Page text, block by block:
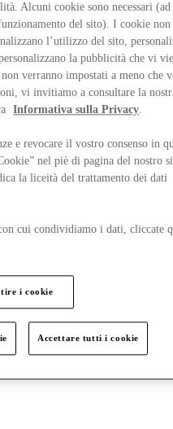
Alcuni cookie sono necessari (ad
del sito). I cookie non
l’utilizzo del sito,
la pubblicità che vi
verranno impostati a meno che
vi invitiamo a consultare la
Informativa sulla Privacy.
e revocare il vostro consenso in
nel piè di pagina del nostro
la liceità del trattamento dei dati
cui condividiamo i dati, cliccate
i cookie
Accettare tutti i cookie